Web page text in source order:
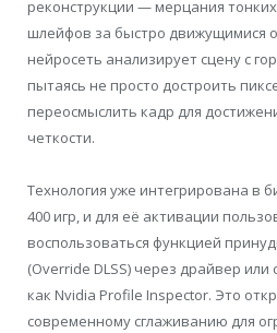
реконструкции — мерцания
шлейфов за быстро движущимися
нейросеть анализирует сцену с
пытаясь не просто достроить
переосмыслить кадр для
четкости.
Технология уже интегрирована в
400 игр, и для её активации
воспользоваться функцией
(Override DLSS) через драйвер
как Nvidia Profile Inspector. Это
современному сглаживанию для